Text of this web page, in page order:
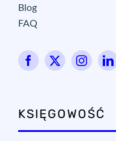
Blog
FAQ
KSIĘGOWOŚĆ